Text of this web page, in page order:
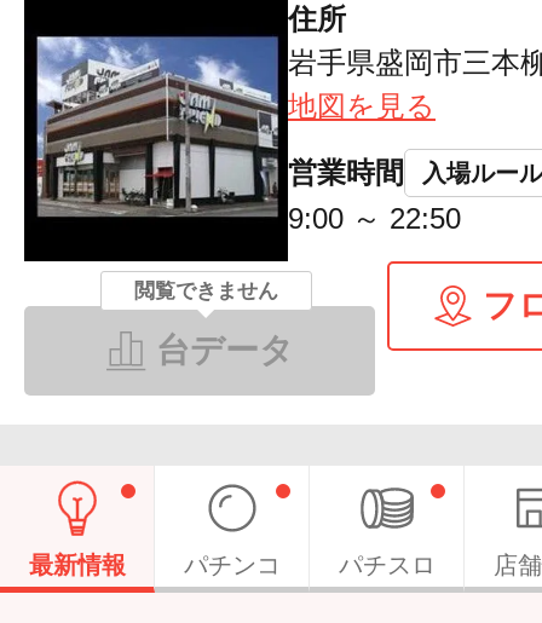
住所
岩手県盛岡市三本
地図を見る
営業時間 入場ルール
9:00 ～ 22:50
閲覧できません
台データ
フ
最新情報 パチンコ パチスロ 店